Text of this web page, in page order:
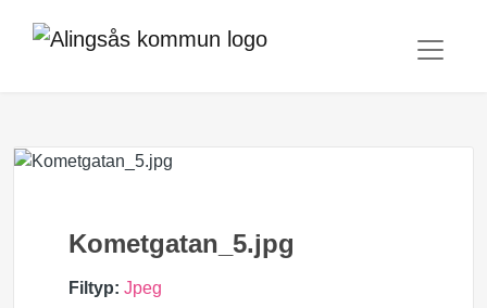
Kometgatan_5.jpg
Filtyp: Jpeg